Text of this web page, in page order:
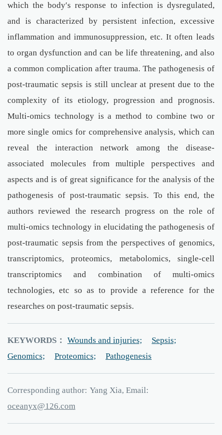
which the body′s response to infection is dysregulated,
and is characterized by persistent infection, excessive
inflammation and immunosuppression, etc. It often leads
to organ dysfunction and can be life threatening, and also
a common complication after trauma. The pathogenesis of
post-traumatic sepsis is still unclear at present due to the
complexity of its etiology, progression and prognosis.
Multi-omics technology is a method to combine two or
more single omics for comprehensive analysis, which can
reveal the interaction network among the disease-
associated molecules from multiple perspectives and
aspects and is of great significance for the analysis of the
pathogenesis of post-traumatic sepsis. To this end, the
authors reviewed the research progress on the role of
multi-omics technology in elucidating the pathogenesis of
post-traumatic sepsis from the perspectives of genomics,
transcriptomics, proteomics, metabolomics, single-cell
transcriptomics and combination of multi-omics
technologies, etc so as to provide a reference for the
researches on post-traumatic sepsis.
KEYWORDS： Wounds and injuries;
Sepsis;
Genomics;
Proteomics; Pathogenesis
Corresponding author: Yang Xia, Email:
moc
.6
21
xynaeco